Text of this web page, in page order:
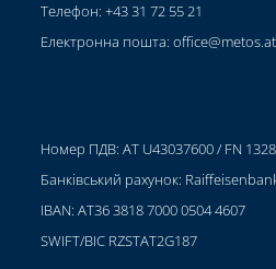
Телефон: +43 31 72 55 21
Електронна пошта:office@metos.at
Номер ПДВ: AT U43037600 / FN
Банківський рахунок:
IBAN: AT36 3818 7000 0504 4607
SWIFT/BIC RZSTAT2G187